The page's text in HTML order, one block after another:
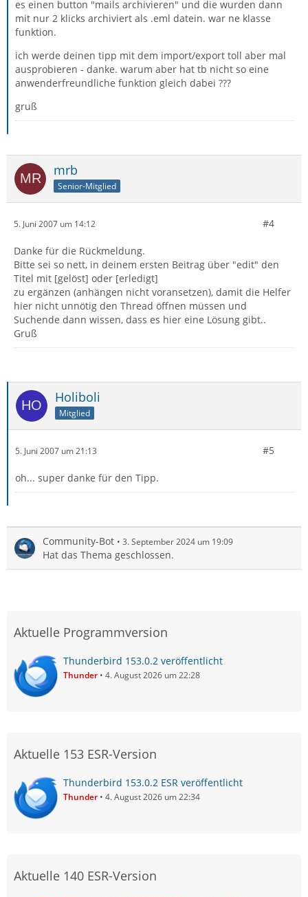
es einen button "mails archivieren" und die wurden dann
mit nur 2 klicks archiviert als .eml datein. war ne klasse
funktion.
ich werde deinen tipp mit dem import/export toll aber mal
ausprobieren - danke. warum aber hat tb nicht so eine
anwenderfreundliche funktion gleich dabei ???
gruß
mrb
Senior-Mitglied
5. Juni 2007 um 14:12 #4
Danke für die Rückmeldung.
Bitte sei so nett, in deinem ersten Beitrag über "edit" den
Titel mit [gelöst] oder [erledigt]
zu ergänzen (anhängen nicht voransetzen), damit die Helfer
hier nicht unnötig den Thread öffnen müssen und
Suchende dann wissen, dass es hier eine Lösung gibt..
Gruß
Holiboli
Mitglied
5. Juni 2007 um 21:13 #5
oh... super danke für den Tipp.
Community-Bot 3. September 2024 um 19:09
Hat das Thema geschlossen.
Aktuelle Programmversion
Thunderbird 153.0.2 veröffentlicht
Thunder 4. August 2026 um 22:28
Aktuelle 153 ESR-Version
Thunderbird 153.0.2 ESR veröffentlicht
Thunder 4. August 2026 um 22:34
Aktuelle 140 ESR-Version